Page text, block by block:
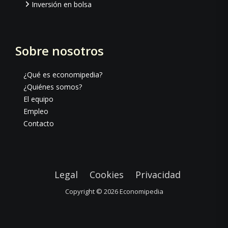
Inversión en bolsa
Sobre nosotros
¿Qué es economipedia?
¿Quiénes somos?
El equipo
Empleo
Contacto
Legal Cookies Privacidad
Copyright © 2026Economipedia